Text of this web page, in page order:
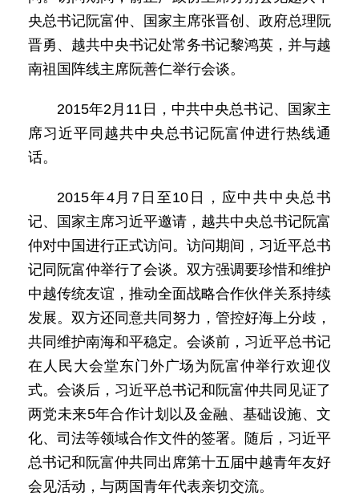
央总书记阮富仲、国家主席张晋创、政府总理阮
晋勇、越共中央书记处常务书记黎鸿英，并与越
南祖国阵线主席阮善仁举行会谈。
2015年2月11日，中共中央总书记、国家主
席习近平同越共中央总书记阮富仲进行热线通
话。
2015年4月7日至10日，应中共中央总书
记、国家主席习近平邀请，越共中央总书记阮富
仲对中国进行正式访问。访问期间，习近平总书
记同阮富仲举行了会谈。双方强调要珍惜和维护
中越传统友谊，推动全面战略合作伙伴关系持续
发展。双方还同意共同努力，管控好海上分歧，
共同维护南海和平稳定。会谈前，习近平总书记
在人民大会堂东门外广场为阮富仲举行欢迎仪
式。会谈后，习近平总书记和阮富仲共同见证了
两党未来5年合作计划以及金融、基础设施、文
化、司法等领域合作文件的签署。随后，习近平
总书记和阮富仲共同出席第十五届中越青年友好
会见活动，与两国青年代表亲切交流。